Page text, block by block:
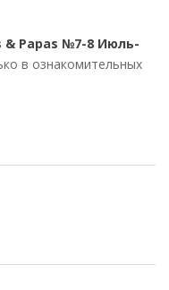
& Papas №7-8 Июль-
в ознакомительных